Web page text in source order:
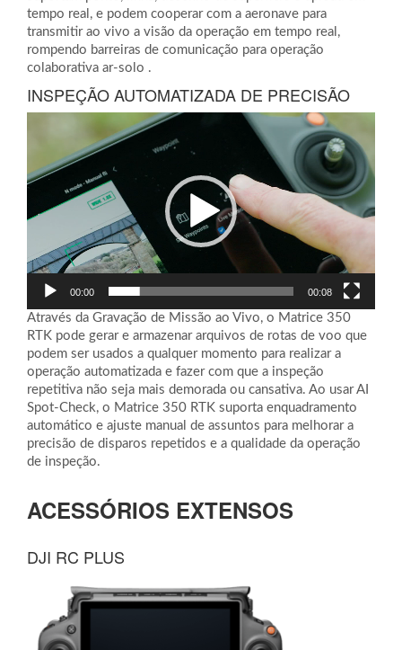
tempo real, e podem cooperar com a aeronave para
transmitir ao vivo a visão da operação em tempo real,
rompendo barreiras de comunicação para operação
colaborativa ar-solo .
INSPEÇÃO AUTOMATIZADA DE PRECISÃO
vídeo
00:00 00:08
Através da Gravação de Missão ao Vivo, o Matrice 350
RTK pode gerar e armazenar arquivos de rotas de voo que
podem ser usados ​​a qualquer momento para realizar a
operação automatizada e fazer com que a inspeção
repetitiva não seja mais demorada ou cansativa. Ao usar AI
Spot-Check, o Matrice 350 RTK suporta enquadramento
automático e ajuste manual de assuntos para melhorar a
precisão de disparos repetidos e a qualidade da operação
de inspeção.
ACESSÓRIOS EXTENSOS
DJI RC PLUS